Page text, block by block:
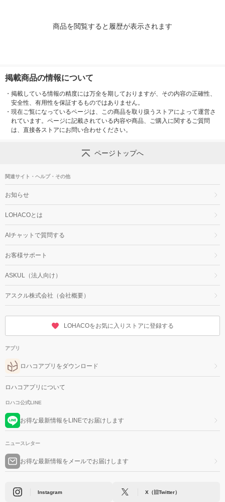
商品を閲覧すると履歴が表示されます
掲載商品の情報について
・ 掲載している情報の精度には万全を期しておりますが、その内容の正確性、
安全性、有用性を保証するものではありません。
・ 現在ご覧になっているページは、この商品を取り扱うストアによって運営さ
れています。ページに記載されている内容や商品、ご購入に関するご質問
は、直接各ストアにお問い合わせください。
ページトップへ
関連サイト・ヘルプ・その他
お知らせ
LOHACOとは
AIチャットで質問する
お客様サポート
ASKUL（法人向け）
アスクル株式会社（会社概要）
LOHACOをお気に入りストアに登録する
アプリ
ロハコアプリをダウンロード
ロハコアプリについて
ロハコ公式LINE
お得な最新情報をLINEでお届けします
ニュースレター
お得な最新情報をメールでお届けします
Instagram X（旧Twitter）